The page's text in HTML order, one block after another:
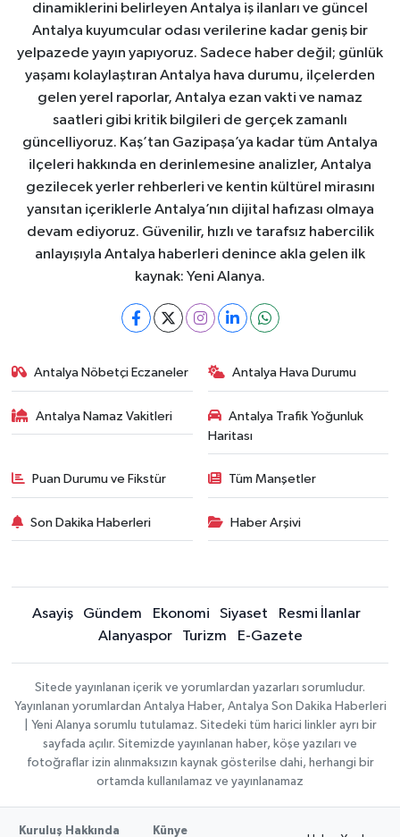
dinamiklerini belirleyen Antalya iş ilanları ve güncel
Antalya kuyumcular odası verilerine kadar geniş bir
yelpazede yayın yapıyoruz. Sadece haber değil; günlük
yaşamı kolaylaştıran Antalya hava durumu, ilçelerden
gelen yerel raporlar, Antalya ezan vakti ve namaz
saatleri gibi kritik bilgileri de gerçek zamanlı
güncelliyoruz. Kaş’tan Gazipaşa’ya kadar tüm Antalya
ilçeleri hakkında en derinlemesine analizler, Antalya
gezilecek yerler rehberleri ve kentin kültürel mirasını
yansıtan içeriklerle Antalya’nın dijital hafızası olmaya
devam ediyoruz. Güvenilir, hızlı ve tarafsız habercilik
anlayışıyla Antalya haberleri denince akla gelen ilk
kaynak: Yeni Alanya.
Antalya Nöbetçi Eczaneler Antalya Hava Durumu
Antalya Namaz Vakitleri
Antalya Trafik Yoğunluk
Haritası
Puan Durumu ve Fikstür Tüm Manşetler
Son Dakika Haberleri Haber Arşivi
Asayiş Gündem Ekonomi Siyaset
Resmi İlanlar
Alanyaspor
Turizm E-Gazete
Sitede yayınlanan içerik ve yorumlardan yazarları sorumludur.
Yayınlanan yorumlardan Antalya Haber, Antalya Son Dakika Haberleri
| Yeni Alanya sorumlu tutulamaz. Sitedeki tüm harici linkler ayrı bir
sayfada açılır. Sitemizde yayınlanan haber, köşe yazıları ve
fotoğraflar izin alınmaksızın kaynak gösterilse dahi, herhangi bir
ortamda kullanılamaz ve yayınlanamaz
Kuruluş Hakkında Künye